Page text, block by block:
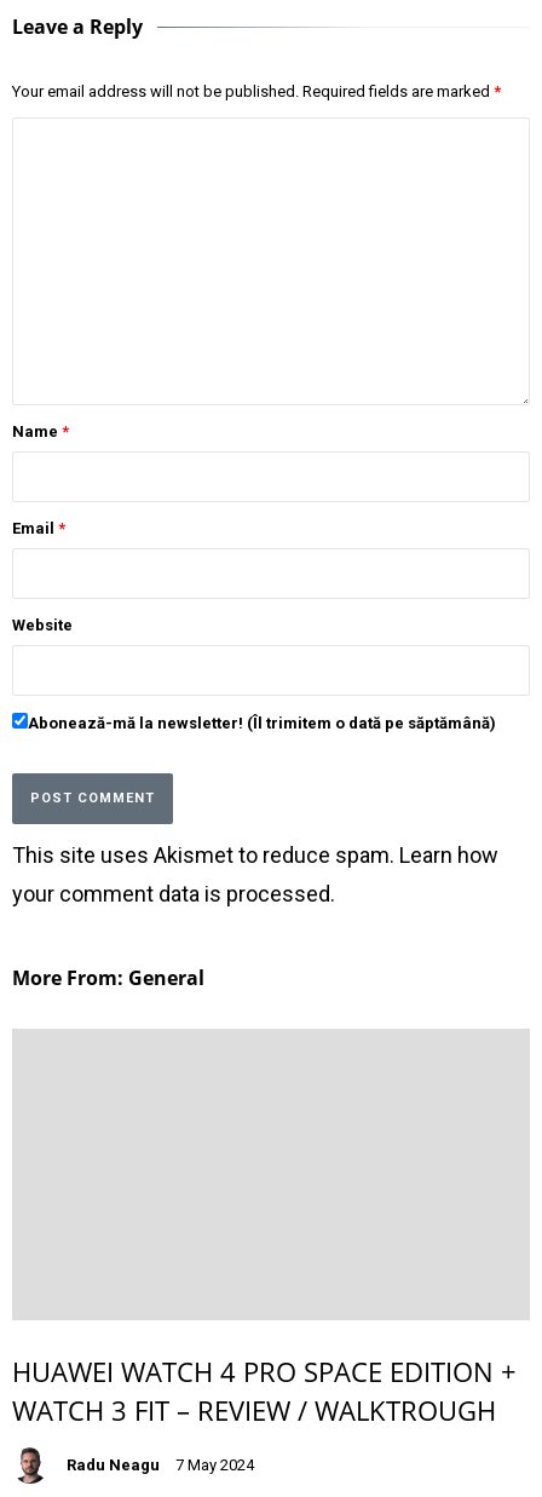
Leave a Reply
Your email address will not be published. Required fields are marked *
Name *
Email *
Website
Abonează-mă la newsletter! (Îl trimitem o dată pe săptămână)
This site uses Akismet to reduce spam. Learn how
your comment data is processed.
More From: General
HUAWEI WATCH 4 PRO SPACE EDITION +
WATCH 3 FIT – REVIEW / WALKTROUGH
Radu Neagu 7 May 2024